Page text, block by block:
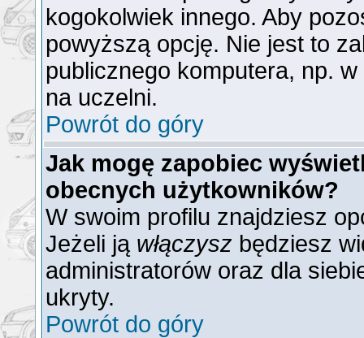
kogokolwiek innego. Aby
powyższą opcję. Nie jest to
publicznego komputera, np.
na uczelni.
Powrót do góry
Jak mogę zapobiec
obecnych użytkowników?
W swoim profilu znajdziesz
Jeżeli ją włączysz będziesz
administratorów oraz dla
ukryty.
Powrót do góry